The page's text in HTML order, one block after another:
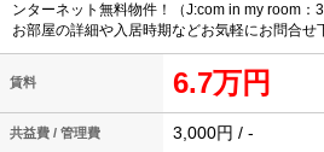
ンターネット無料物件！（J:com in my room：
お部屋の詳細や入居時期などお気軽にお問合せ
賃料 6.7万円
共益費 / 管理費 3,000円 / -